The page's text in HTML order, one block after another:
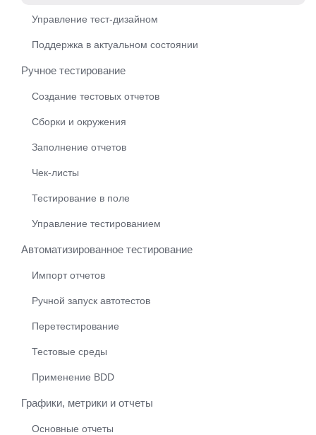
Управление тест-дизайном
Поддержка в актуальном состоянии
Ручное тестирование
Создание тестовых отчетов
Сборки и окружения
Заполнение отчетов
Чек-листы
Тестирование в поле
Управление тестированием
Автоматизированное тестирование
Импорт отчетов
Ручной запуск автотестов
Перетестирование
Тестовые среды
Применение BDD
Графики, метрики и отчеты
Основные отчеты